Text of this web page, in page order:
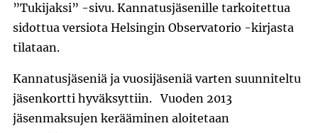
”Tukijaksi” -sivu. Kannatusjäsenille tarkoitettua
sidottua versiota Helsingin Observatorio -kirjasta
tilataan.
Kannatusjäseniä ja vuosijäseniä varten suunniteltu
jäsenkortti hyväksyttiin. Vuoden 2013
jäsenmaksujen kerääminen aloitetaan